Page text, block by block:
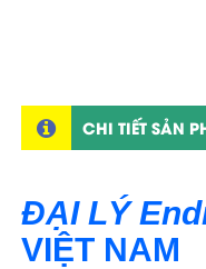
CHI TIẾT SẢN
ĐẠI LÝ
VIỆT NAM